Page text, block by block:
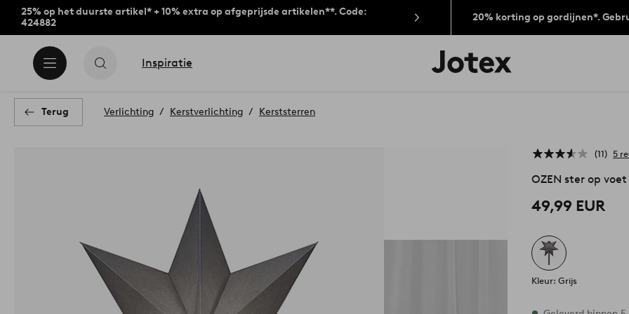
25% op het duurste artikel* + 10% extra op afgeprijsde artikelen**. Code:
424882
20% korting op gordijnen*.
Inspiratie
Jotex
logo
Terug Verlichting Kerstverlichting Kerststerren
11 5
OZEN ster op voet
49,99 EUR
Kleur: Grijs